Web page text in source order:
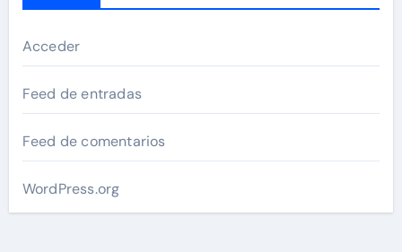
Acceder
Feed de entradas
Feed de comentarios
WordPress.org